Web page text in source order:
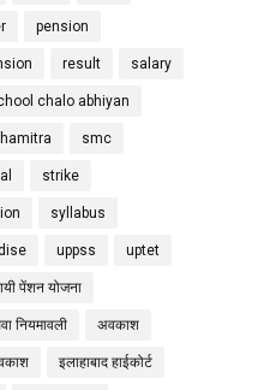
pension
result salary
chalo abhiyan
smc
strike
syllabus
uppss uptet
पेंशन योजना
नियमावली अवकाश
इलाहाबाद हाईकोर्ट